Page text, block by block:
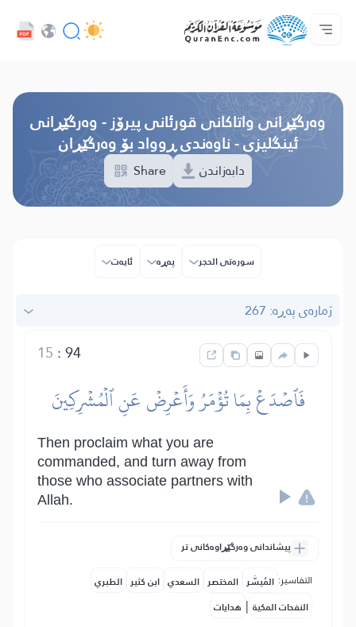
سه‌ره‌كی
پێڕستی وه‌رگێڕاوه‌كان
Audio
خزمەتگوزاریەکانی پەرەپێدەران - API
دەربارەی پرۆژە
په‌یوه‌ندیمان پێوه‌ بكه‌
زمان
وه‌رگێڕانی واتاکانی قورئانی پیرۆز - وەرگێڕانی
ئینگلیزی - ناوەندی ڕوواد بۆ وەرگێڕان
دابەزاندن Share
سوره‌تی الحجر پەڕە ئایه‌ت
ژمارەی پەڕە: 267
94
:
15
فَٱصۡدَعۡ بِمَا تُؤۡمَرُ وَأَعۡرِضۡ عَنِ ٱلۡمُشۡرِكِينَ
Then proclaim what you are
commanded, and turn away from
those who associate partners with
Allah.
پیشاندانی وەرگێڕاوەکانی تر
التفاسير: المُيسَّر المختصر السعدي ابن كثير الطبري
النفحات المكية | هدايات